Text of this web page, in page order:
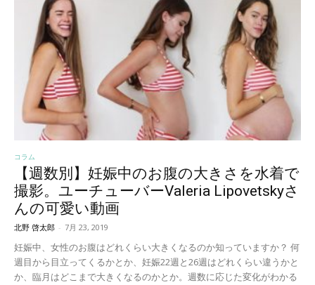
コラム
【週数別】妊娠中のお腹の大きさを水着で
撮影。ユーチューバーValeria Lipovetskyさ
んの可愛い動画
北野 啓太郎 - 7月 23, 2019
妊娠中、女性のお腹はどれくらい大きくなるのか知っていますか？ 何
週目から目立ってくるかとか、妊娠22週と26週はどれくらい違うかと
か、臨月はどこまで大きくなるのかとか。週数に応じた変化がわかる